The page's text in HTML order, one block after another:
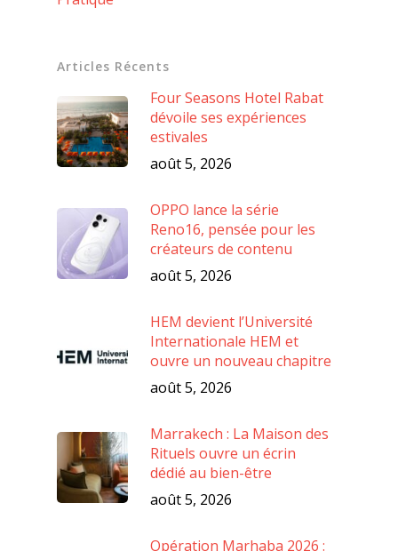
Articles Récents
Four Seasons Hotel Rabat
dévoile ses expériences
estivales
août 5, 2026
OPPO lance la série
Reno16, pensée pour les
créateurs de contenu
août 5, 2026
HEM devient l’Université
Internationale HEM et
ouvre un nouveau chapitre
août 5, 2026
Marrakech : La Maison des
Rituels ouvre un écrin
dédié au bien-être
août 5, 2026
Opération Marhaba 2026 :